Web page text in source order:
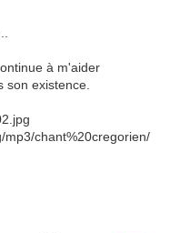
à m'aider
son existence.
mp3/chant%20cregorien/